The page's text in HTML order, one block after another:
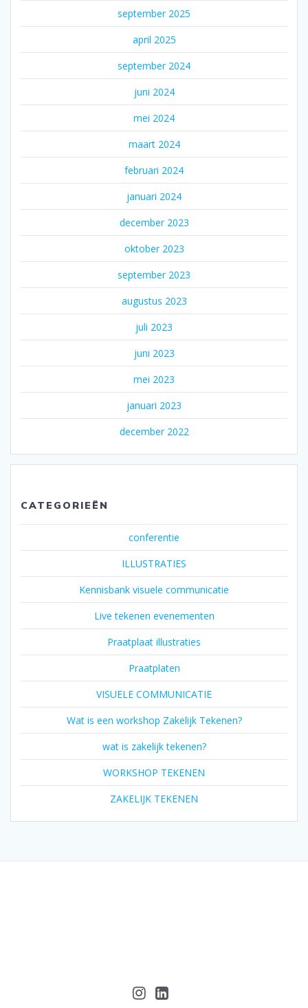
september 2025
april 2025
september 2024
juni 2024
mei 2024
maart 2024
februari 2024
januari 2024
december 2023
oktober 2023
september 2023
augustus 2023
juli 2023
juni 2023
mei 2023
januari 2023
december 2022
CATEGORIEËN
conferentie
ILLUSTRATIES
Kennisbank visuele communicatie
Live tekenen evenementen
Praatplaat illustraties
Praatplaten
VISUELE COMMUNICATIE
Wat is een workshop Zakelijk Tekenen?
wat is zakelijk tekenen?
WORKSHOP TEKENEN
ZAKELIJK TEKENEN